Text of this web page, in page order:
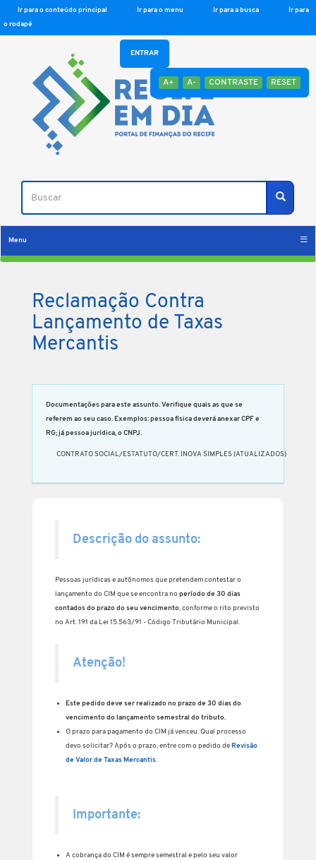
Ir para o conteúdo principal Ir para o menu Ir para a busca
Ir para
o rodapé
A+ A- CONTRASTE RESET
Buscar
ENTRAR
Menu
Reclamação Contra
Lançamento de Taxas
Mercantis
Documentações para este assunto. Verifique quais as que se
referem ao seu caso. Exemplos: pessoa física deverá anexar CPF e
RG; já pessoa jurídica, o CNPJ.
CONTRATO SOCIAL/ESTATUTO/CERT. INOVA SIMPLES (ATUALIZADOS)
Descrição do assunto:
Pessoas jurídicas e autônomos que pretendem contestar o
lançamento do CIM que se encontra no período de 30 dias
contados do prazo do seu vencimento, conforme o rito previsto
no Art. 191 da Lei 15.563/91 -Código Tributário Municipal.
Atenção!
Este pedido deve ser realizado no prazo de 30 dias do
vencimento do lançamento semestral do tributo.
O prazo para pagamento do CIM já venceu. Qual processo
devo solicitar? Após o prazo, entre com o pedido de Revisão
de Valor de Taxas Mercantis.
Importante:
A cobrança do CIM é sempre semestral e pelo seu valor